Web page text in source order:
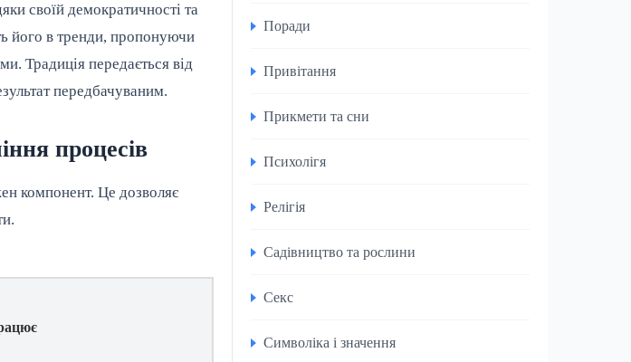
своїй демократичності та
його в тренди, пропонуючи
Традиція передається від
передбачуваним.
процесів
компонент. Це дозволяє
Поради
Привітання
Прикмети та сни
Психолігя
Релігія
Садівництво та рослини
Секс
Символіка і значення